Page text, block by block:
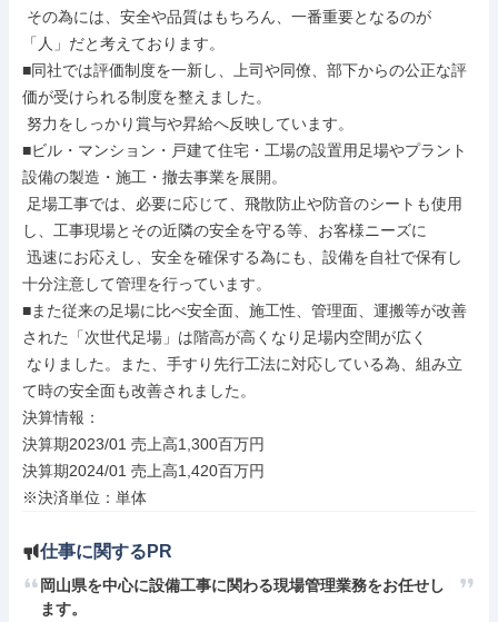
「人」だと考えております。
■同社では評価制度を一新し、上司や同僚、部下からの公正な評
価が受けられる制度を整えました。
■ビル・マンション・戸建て住宅・工場の設置用足場やプラント
設備の製造・施工・撤去事業を展開。
し、工事現場とその近隣の安全を守る等、お客様ニーズに
十分注意して管理を行っています。
■また従来の足場に比べ安全面、施工性、管理面、運搬等が改善
された「次世代足場」は階高が高くなり足場内空間が広く
て時の安全面も改善されました。
決算情報：
決算期2023/01 売上高1,300百万円
決算期2024/01 売上高1,420百万円
※決済単位：単体
仕事に関するPR
岡山県を中心に設備工事に関わる現場管理業務をお任せし
ます。